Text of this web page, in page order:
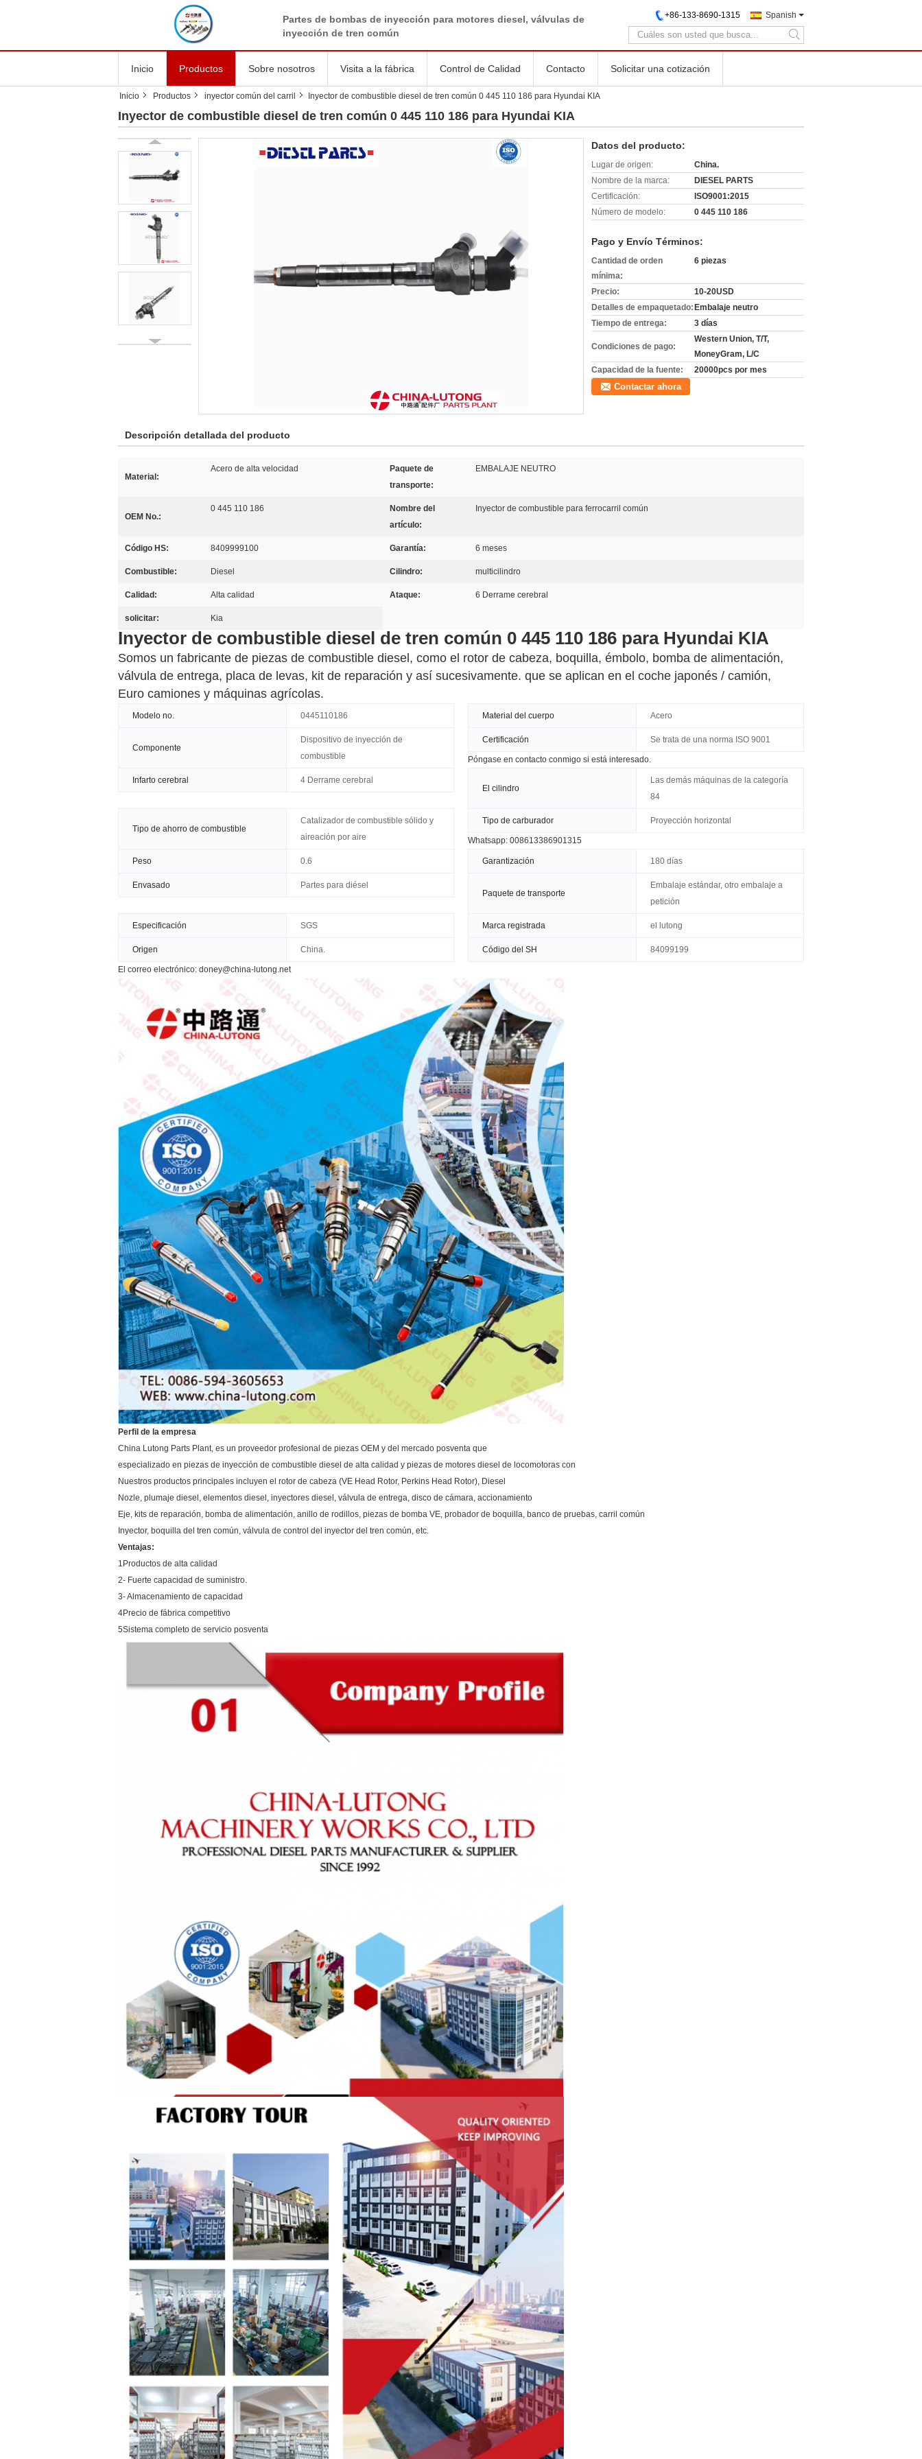
Partes de bombas de inyección para motores diesel, válvulas de
inyección de tren común
Spanish
+86-133-8690-1315
search
Inicio Productos Sobre nosotros Visita a la fábrica Control de Calidad Contacto Solicitar una cotización
Inicio Productos inyector común del carril Inyector de combustible diesel de tren común 0 445 110 186 para Hyundai KIA
Inyector de combustible diesel de tren común 0 445 110 186 para Hyundai KIA
Datos del producto:
Lugar de origen:
China.
Nombre de la marca:
DIESEL PARTS
Certificación:
ISO9001:2015
Número de modelo:
0 445 110 186
Pago y Envío Términos:
Cantidad de orden
mínima:
6 piezas
Precio:
10-20USD
Detalles de empaquetado: Embalaje neutro
Tiempo de entrega:
3 días
Condiciones de pago:
Western Union, T/T,
MoneyGram, L/C
Capacidad de la fuente:
20000pcs por mes
Contactar ahora
Descripción detallada del producto
Material:
Acero de alta velocidad
Paquete de
transporte:
EMBALAJE NEUTRO
OEM No.:
0 445 110 186
Nombre del
artículo:
Inyector de combustible para ferrocarril común
Código HS: 8409999100 Garantía: 6 meses
Combustible: Diesel Cilindro: multicilindro
Calidad: Alta calidad Ataque: 6 Derrame cerebral
solicitar: Kia
Inyector de combustible diesel de tren común 0 445 110 186 para Hyundai KIA
Somos un fabricante de piezas de combustible diesel, como el rotor de cabeza, boquilla, émbolo, bomba de alimentación,
válvula de entrega, placa de levas, kit de reparación y así sucesivamente. que se aplican en el coche japonés / camión,
Euro camiones y máquinas agrícolas.
Modelo no. 0445110186 Material del cuerpo Acero
Componente
Dispositivo de inyección de
combustible
Certificación Se trata de una norma ISO 9001
Infarto cerebral
4 Derrame cerebral
El cilindro
Las demás máquinas de la categoría
84
Tipo de ahorro de combustible
Catalizador de combustible sólido y
aireación por aire
Tipo de carburador Proyección horizontal
Peso 0.6 Garantización 180 días
Envasado
Partes para diésel
Paquete de transporte
Embalaje estándar, otro embalaje a
petición
Especificación SGS Marca registrada el lutong
Origen China. Código del SH 84099199
Póngase en contacto conmigo si está interesado.
Whatsapp: 008613386901315
El correo electrónico: doney@china-lutong.net
Perfil de la empresa
China Lutong Parts Plant, es un proveedor profesional de piezas OEM y del mercado posventa que
especializado en piezas de inyección de combustible diesel de alta calidad y piezas de motores diesel de locomotoras con
Nuestros productos principales incluyen el rotor de cabeza (VE Head Rotor, Perkins Head Rotor), Diesel
Nozle, plumaje diesel, elementos diesel, inyectores diesel, válvula de entrega, disco de cámara, accionamiento
Eje, kits de reparación, bomba de alimentación, anillo de rodillos, piezas de bomba VE, probador de boquilla, banco de pruebas, carril común
Inyector, boquilla del tren común, válvula de control del inyector del tren común, etc.
Ventajas:
1Productos de alta calidad
2- Fuerte capacidad de suministro.
3- Almacenamiento de capacidad
4Precio de fábrica competitivo
5Sistema completo de servicio posventa